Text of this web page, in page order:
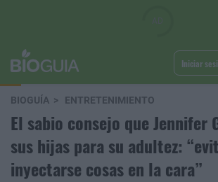
Iniciar
BIOGUÍA ENTRETENIMIENTO
El sabio consejo que Jennifer
sus hijas para su adultez:
inyectarse cosas en la cara”